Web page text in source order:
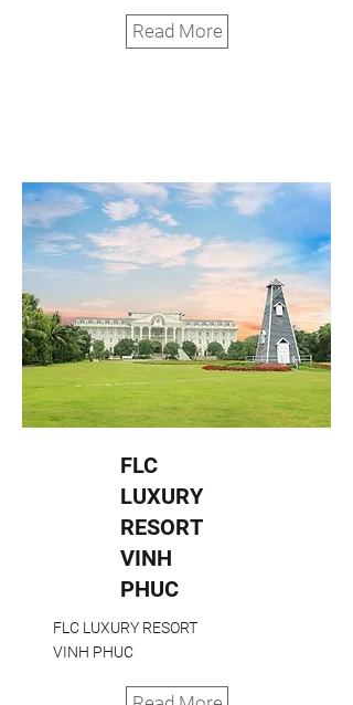
Read More
FLC
LUXURY
RESORT
VINH
PHUC
FLC LUXURY RESORT
VINH PHUC